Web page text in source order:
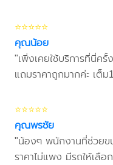
⭐⭐⭐⭐⭐
คุณน้อย
"เพิ่งเคยใช้บริการที่นี่ครั้
แถมราคาถูกมากค่ะ เต็ม
⭐⭐⭐⭐⭐
คุณพรชัย
"น้องๆ พนักงานที่ช่วยข
ราคาไม่แพง มีรถให้เลื